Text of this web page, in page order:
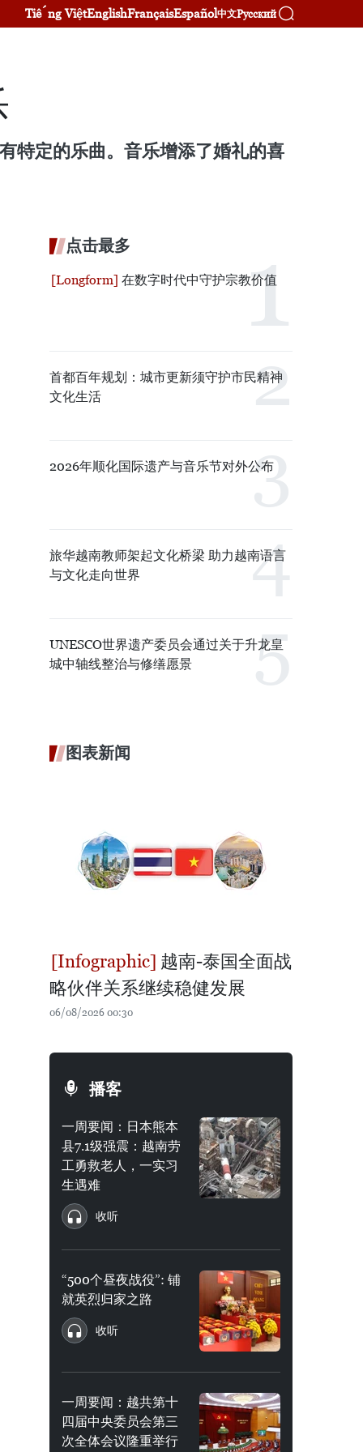
Tiếng ViệtEnglishFrançaisEspañol中文Русский
特定的乐曲。音乐增添了婚礼的喜
点击最多
在数字时代中守护宗教价值
首都百年规划：城市更新须守护市民精神
文化生活
2026年顺化国际遗产与音乐节对外公布
旅华越南教师架起文化桥梁 助力越南语言
与文化走向世界
UNESCO世界遗产委员会通过关于升龙皇
城中轴线整治与修缮愿景
图表新闻
越南-泰国全面战
略伙伴关系继续稳健发展
06/08/2026 00:30
播客
一周要闻：日本熊本
县7.1级强震：越南劳
工勇救老人，一实习
生遇难
收听
“500个昼夜战役”: 铺
就英烈归家之路
收听
一周要闻：越共第十
四届中央委员会第三
次全体会议隆重举行